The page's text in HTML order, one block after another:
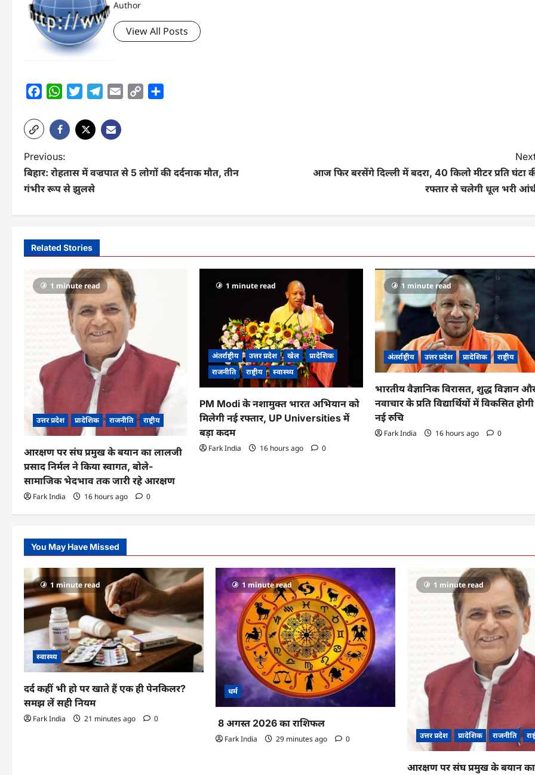
Author
View All Posts
FacebookWhatsAppTwitterTelegram
Email
Copy
P
o
n
n
Previous:
बिहार: रोहतास में वज्रपात से 5 लोगों की दर्दनाक मौत, तीन
गंभीर रूप से झुलसे
आज फिर बरसेंगे दिल्ली में बदरा, 40 किलो मीटर प्रति घंटा
रफ्तार से चलेगी धूल भरी
Related Stories
1 minute read
उत्तर प्रदेश प्रादेशिक राजनीति राष्ट्रीय
आरक्षण पर संघ प्रमुख के बयान का लालजी
प्रसाद निर्मल ने किया स्वागत, बोले-
सामाजिक भेदभाव तक जारी रहे आरक्षण
Fark India 16 hours ago 0
1 minute read
अंतर्राष्ट्रीय उत्तर प्रदेश खेल
प्रादेशिक
राजनीति
राष्ट्रीय स्वास्थ्य
PM Modi के नशामुक्त भारत अभियान को
मिलेगी नई रफ्तार, UP Universities में
बड़ा कदम
Fark India 16 hours ago 0
1 minute read
अंतर्राष्ट्रीय उत्तर प्रदेश प्रादेशिक राष्ट्रीय
भारतीय वैज्ञानिक विरासत, शुद्ध विज्ञान
नवाचार के प्रति विद्यार्थियों में विकसित होगी
नई रुचि
Fark India 16 hours ago 0
You May Have Missed
1 minute read
स्वास्थ्य
दर्द कहीं भी हो पर खाते हैं एक ही पेनकिलर?
समझ लें सही नियम
Fark India 21 minutes ago 0
1 minute read
धर्म
8 अगस्त 2026 का राशिफल
Fark India 29 minutes ago 0
1 minute read
उत्तर प्रदेश प्रादेशिक राजनीति
आरक्षण पर संघ प्रमुख के बयान